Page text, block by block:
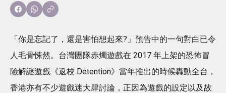
「你是忘記了，還是害怕想起來?」預告中的一句對白已令
人毛骨悚然。台灣團隊赤燭遊戲在 2017 年上架的恐怖冒
險解謎遊戲《返校 Detention》當年推出的時候轟動全台，
香港亦有不少遊戲迷大肆討論，正因為遊戲的設定以及故